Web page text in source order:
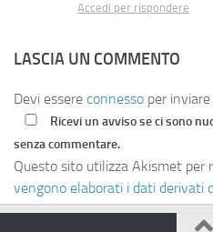
Accedi per rispondere
LASCIA UN COMMENTO
Devi essere connesso per
Ricevi un avviso se ci sono
senza commentare.
Questo sito utilizza Akismet per
vengono elaborati i dati derivati